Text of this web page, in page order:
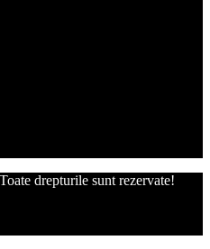
drepturile sunt rezervate!